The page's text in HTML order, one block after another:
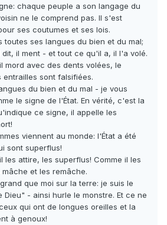
chaque peuple a son langage du
ne le comprend pas. Il s'est
ses coutumes et ses lois.
toutes ses langues du bien et du mal;
il ment - et tout ce qu'il a, il l'a volé.
mord avec des dents volées, le
entrailles sont falsifiées.
du bien et du mal - je vous
le signe de l'État. En vérité, c'est la
ce signe, il appelle les
viennent au monde: l'État a été
sont superflus!
les attire, les superflus! Comme il les
et les remâche.
que moi sur la terre: je suis le
Dieu" - ainsi hurle le monstre. Et ce ne
qui ont de longues oreilles et la
à genoux!